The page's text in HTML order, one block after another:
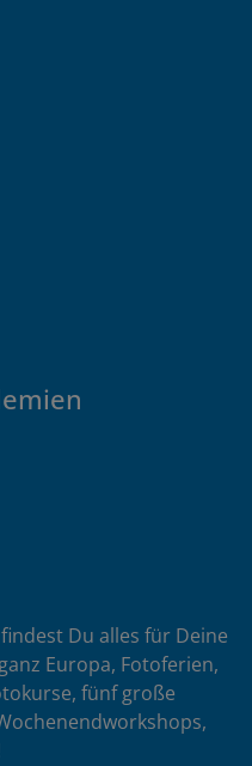
Du alles für Deine
Europa, Fotoferien,
fünf große